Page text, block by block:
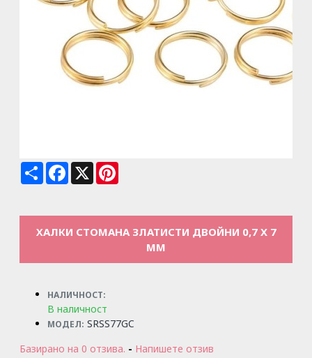
Share Facebook
X
ХАЛКИ СТОМАНА ЗЛАТИСТИ ДВОЙНИ 0,7 X 7
MM
НАЛИЧНОСТ:
В наличност
МОДЕЛ: SRSS77GC
Базирано на 0 отзива. - Напишете отзив